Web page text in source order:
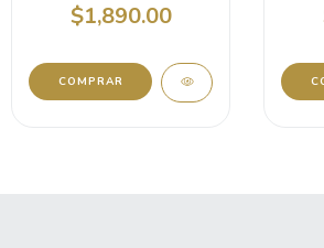
$1,890.00